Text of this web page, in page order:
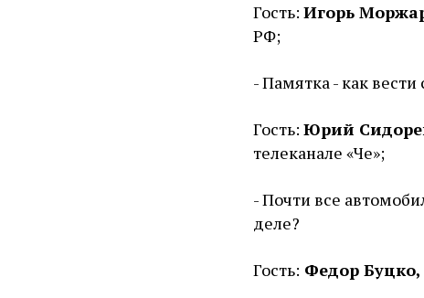
Гость: Игорь
РФ;
- Памятка - как
Гость: Юрий
телеканале «Че»;
- Почти все
деле?
Гость: Федор Буцко,